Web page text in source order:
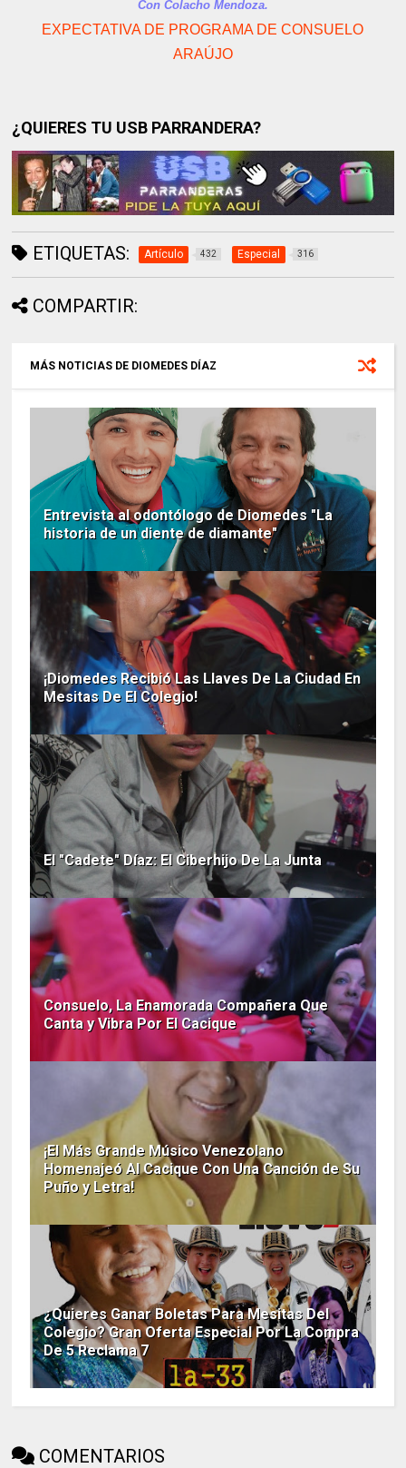
Con Colacho Mendoza.
EXPECTATIVA DE PROGRAMA DE CONSUELO
ARAÚJO
¿QUIERES TU USB PARRANDERA?
ETIQUETAS: Artículo 432 Especial 316
COMPARTIR:
MÁS NOTICIAS DE DIOMEDES DÍAZ
Entrevista al odontólogo de Diomedes "La
historia de un diente de diamante"
¡Diomedes Recibió Las Llaves De La Ciudad En
Mesitas De El Colegio!
El "Cadete" Díaz: El Ciberhijo De La Junta
Consuelo, La Enamorada Compañera Que
Canta y Vibra Por El Cacique
¡El Más Grande Músico Venezolano
Homenajeó Al Cacique Con Una Canción de Su
Puño y Letra!
¿Quieres Ganar Boletas Para Mesitas Del
Colegio? Gran Oferta Especial Por La Compra
De 5 Reclama 7
COMENTARIOS